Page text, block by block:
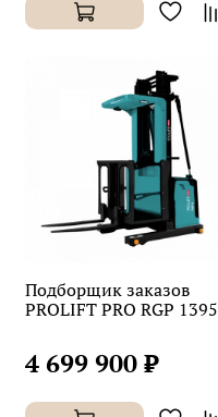
Подборщик заказов
PROLIFT PRO RGP 1395
4 699 900 ₽